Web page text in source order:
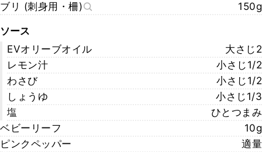
ブリ (刺身用・柵) 150g
ソース
EVオリーブオイル
大さじ2
レモン汁
小さじ1/2
わさび
小さじ1/2
しょうゆ
小さじ1/3
塩
ひとつまみ
ベビーリーフ
10g
ピンクペッパー
適量